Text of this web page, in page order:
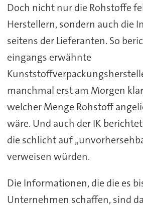
Doch nicht nur die Rohstoffe
Herstellern, sondern auch die
seitens der Lieferanten. So
eingangs erwähnte
manchmal erst am Morgen
welcher Menge Rohstoff
wäre. Und auch der IK
die schlicht auf
verweisen würden.
Die Informationen, die die es
Unternehmen schaffen, sind